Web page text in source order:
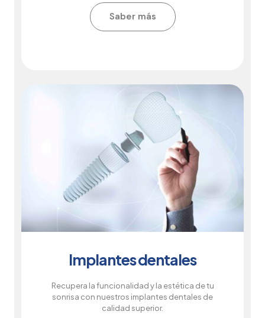
Saber más
Implantes dentales
Recupera la funcionalidad y la estética de tu
sonrisa con nuestros implantes dentales de
calidad superior.